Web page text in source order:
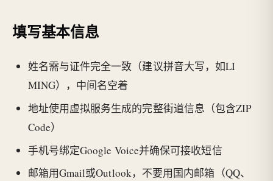
填写基本信息
姓名需与证件完全一致（建议拼音大写，如LI
MING），中间名空着
地址使用虚拟服务生成的完整街道信息（包含ZIP
Code）
手机号绑定Google Voice并确保可接收短信
邮箱用Gmail或Outlook，不要用国内邮箱（QQ、